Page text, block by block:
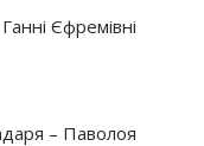
Єфремівні
– Паволоя